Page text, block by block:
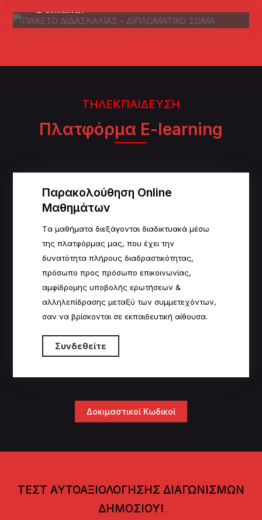
ΤΗΛΕΚΠΑΙΔΕΥΣΗ
Πλατφόρμα E-learning
Παρακολούθηση Online
Μαθημάτων
Tα μαθήματα διεξάγονται διαδικτυακά μέσω
της πλατφόρμας μας, που έχει την
δυνατότητα πλήρους διαδραστικότητας,
πρόσωπο προς πρόσωπο επικοινωνίας,
αμφίδρομης υποβολής ερωτήσεων &
αλληλεπίδρασης μεταξύ των συμμετεχόντων,
σαν να βρίσκονται σε εκπαιδευτική αίθουσα.
Συνδεθείτε
Δοκιμαστικοί Κωδικοί
ΤΕΣΤ ΑΥΤΟΑΞΙΟΛΟΓΗΣΗΣ ΔΙΑΓΩΝΙΣΜΩΝ
ΔΗΜΟΣΙΟΥ!